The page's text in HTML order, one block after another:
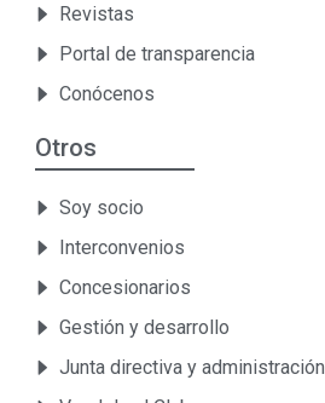
Revistas
Portal de transparencia
Conócenos
Otros
Soy socio
Interconvenios
Concesionarios
Gestión y desarrollo
Junta directiva y administración